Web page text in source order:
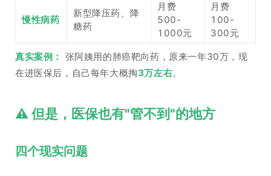
慢性病药
新型降压药、降
糖药
月费
500-
1000元
月费
100-
300元
真实案例：
张阿姨用的肺癌靶向药，原来一年30万，现
在进医保后，自己每年大概掏3万左右。
⚠️ 但是，医保也有"管不到"的地方
四个现实问题